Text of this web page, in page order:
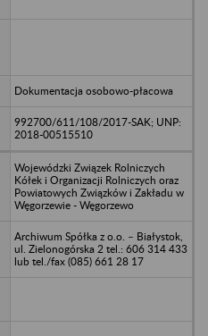
Dokumentacja osobowo-płacowa
992700/611/108/2017-SAK; UNP:
2018-00515510
Wojewódzki Związek Rolniczych
Kółek i Organizacji Rolniczych oraz
Powiatowych Związków i Zakładu w
Węgorzewie - Węgorzewo
Archiwum Spółka z o.o. – Białystok,
ul. Zielonogórska 2 tel.: 606 314 433
lub tel./fax (085) 661 28 17